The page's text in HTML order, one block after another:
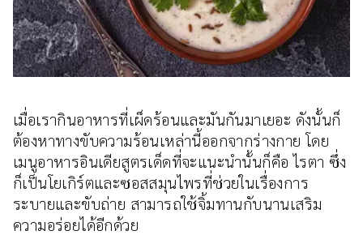
เมื่อเรากินอาหารที่เผ็ดร้อนและมันกันมาเยอะ ดังนั้นก็
ต้องหาทางขับความร้อนเหล่านี้ออกจากร่างกาย โดย
เมนูอาหารอินเดียสูตรเด็ดที่จะแนะนำนั้นก็คือ ไรตา ซึ่ง
ก็เป็นโยเกิร์ตและซอสสมุนไพรที่ช่วยในเรื่องการ
ระบายและขับถ่าย สามารถใช้จิ้มทานกับนานเสริม
ความอร่อยได้อีกด้วย